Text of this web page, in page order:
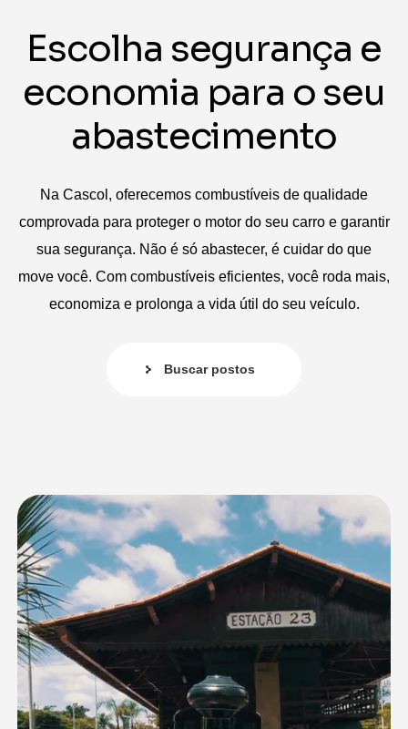
Escolha segurança e
economia para oseu
abastecimento
Na Cascol, oferecemos combustíveis de qualidade
comprovada para proteger o motor do seu carro e garantir
sua segurança. Não é só abastecer, é cuidar do que
move você. Com combustíveis eficientes, você roda mais,
economiza e prolonga a vida útil do seu veículo.
Buscar postos